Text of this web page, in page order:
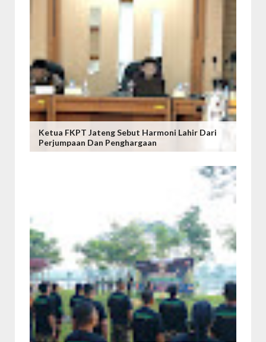
Ketua FKPT Jateng Sebut Harmoni Lahir Dari
Perjumpaan Dan Penghargaan